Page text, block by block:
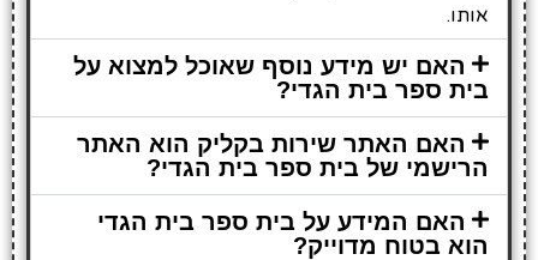
אותו.
האם יש מידע נוסף שאוכל למצוא על
בית ספר בית הגדי?
האם האתר שירות בקליק הוא האתר
הרישמי של בית ספר בית הגדי?
האם המידע על בית ספר בית הגדי
הוא בטוח מדוייק?